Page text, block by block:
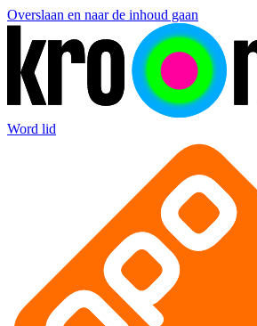
Overslaan en naar de inhoud gaan
Word lid